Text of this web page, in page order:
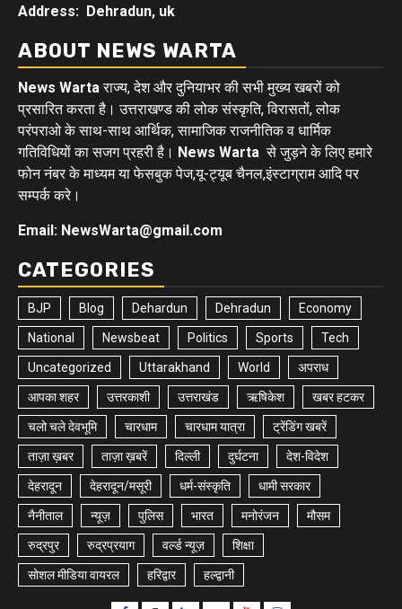
Address: Dehradun, uk
ABOUT NEWS WARTA
News Wartaराज्य, देश और दुनियाभर की सभी मुख्य खबरों को
प्रसारित करता है। उत्तराखण्ड की लोक संस्कृति, विरासतों, लोक
परंपराओ के साथ-साथ आर्थिक, सामाजिक राजनीतिक व धार्मिक
गतिविधियों का सजग प्रहरी है। News Warta से जुड़ने के लिए हमारे
फोन नंबर के माध्यम या फेसबुक पेज,यू-ट्यूब चैनल,इंस्टाग्राम आदि पर
सम्पर्क करे।
Email: NewsWarta@gmail.com
CATEGORIES
BJP Blog Dehardun Dehradun Economy
National Newsbeat Politics Sports Tech
Uncategorized Uttarakhand World अपराध
आपका शहर उत्तरकाशी उत्तराखंड ऋषिकेश खबर हटकर
चलो चले देवभूमि चारधाम चारधाम यात्रा ट्रेंडिंग खबरें
ताज़ा ख़बर ताज़ा ख़बरें दिल्ली दुर्घटना देश-विदेश
देहरादून देहरादून/मसूरी धर्म-संस्कृति धामी सरकार
नैनीताल न्यूज़ पुलिस भारत मनोरंजन मौसम
रुद्रपुर रुद्रप्रयाग वर्ल्ड न्यूज़ शिक्षा
सोशल मीडिया वायरल हरिद्वार हल्द्वानी